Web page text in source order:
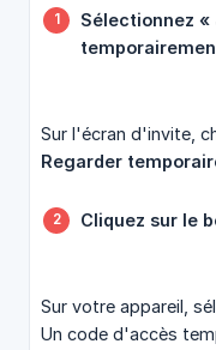
Sélectionnez «
Sur l'écran d'invite,
Regarder
Cliquez sur le
Sur votre appareil,
Un code d'accès